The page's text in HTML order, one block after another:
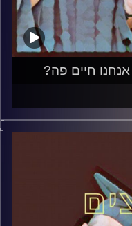
חיים פה?
עם פרופסור בועז בן-